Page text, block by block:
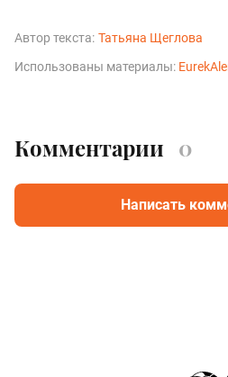
Автор текста: Татьяна Щеглова
Использованы материалы:
Комментарии 0
Написать